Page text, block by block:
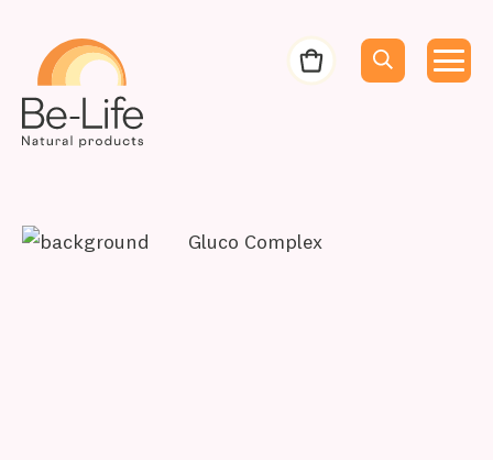
Menu
Menu
Zoekopdracht
Bestelbon